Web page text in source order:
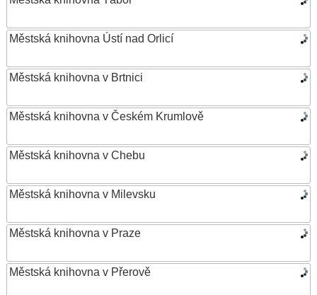
Městská knihovna Ústí nad Orlicí
Městská knihovna v Brtnici
Městská knihovna v Českém Krumlově
Městská knihovna v Chebu
Městská knihovna v Milevsku
Městská knihovna v Praze
Městská knihovna v Přerově